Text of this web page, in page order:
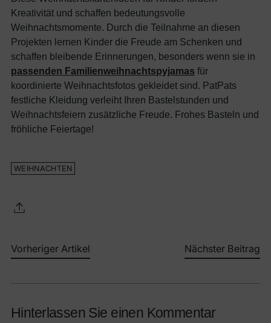
Kreativität und schaffen bedeutungsvolle
Weihnachtsmomente. Durch die Teilnahme an diesen
Projekten lernen Kinder die Freude am Schenken und
schaffen bleibende Erinnerungen, besonders wenn sie in
passenden Familienweihnachtspyjamas für
koordinierte Weihnachtsfotos gekleidet sind. PatPats
festliche Kleidung verleiht Ihren Bastelstunden und
Weihnachtsfeiern zusätzliche Freude. Frohes Basteln und
fröhliche Feiertage!
WEIHNACHTEN
Vorheriger Artikel Nächster Beitrag
Hinterlassen Sie einen Kommentar